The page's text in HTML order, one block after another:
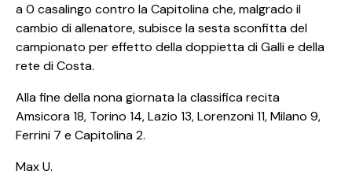
a 0 casalingo contro la Capitolina che, malgrado il
cambio di allenatore, subisce la sesta sconfitta del
campionato per effetto della doppietta di Galli e della
rete di Costa.
Alla fine della nona giornata la classifica recita
Amsicora 18, Torino 14, Lazio 13, Lorenzoni 11, Milano 9,
Ferrini 7 e Capitolina 2.
Max U.